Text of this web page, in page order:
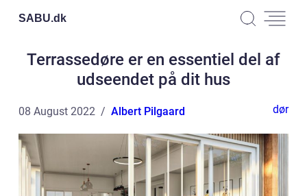
SABU.dk
Terrassedøre er en essentiel del af
udseendet på dit hus
08 August 2022 Albert Pilgaard dør